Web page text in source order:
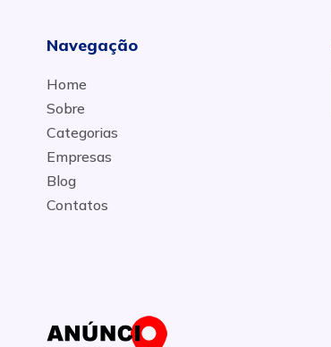
Navegação
Home
Sobre
Categorias
Empresas
Blog
Contatos